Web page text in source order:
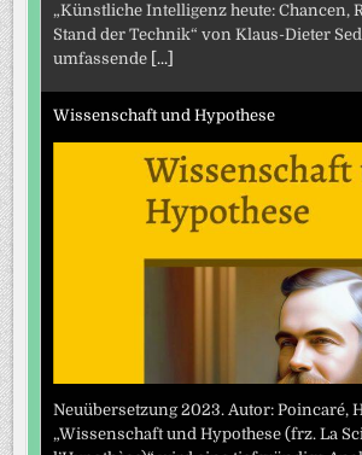
„Künstliche Intelligenz heute: Chancen,
Stand der Technik“ von Klaus-Dieter
umfassende [...]
Wissenschaft und Hypothese
Neuübersetzung 2023. Autor: Poincaré,
„Wissenschaft und Hypothese (frz. La